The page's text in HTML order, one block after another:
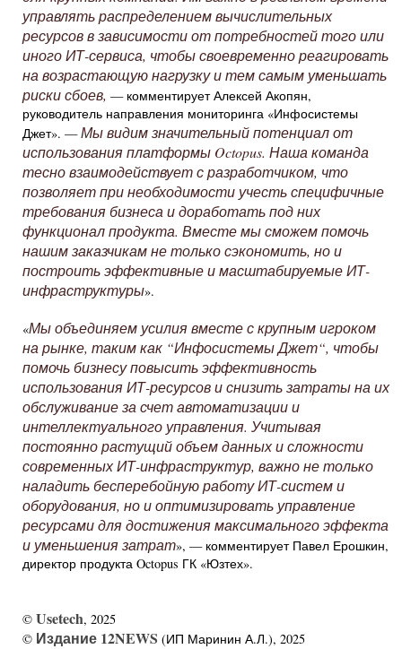
управлять распределением вычислительных
ресурсов в зависимости от потребностей того или
иного ИТ-сервиса, чтобы своевременно реагировать
на возрастающую нагрузку и тем самым уменьшать
риски сбоев, — комментирует Алексей Акопян,
руководитель направления мониторинга «Инфосистемы
Джет». —Мы видим значительный потенциал от
использования платформы Octopus. Наша команда
тесно взаимодействует с разработчиком, что
позволяет при необходимости учесть специфичные
требования бизнеса и доработать под них
функционал продукта. Вместе мы сможем помочь
нашим заказчикам не только сэкономить, но и
построить эффективные и масштабируемые ИТ-
инфраструктуры».
«Мы объединяем усилия вместе с крупным игроком
на рынке, таким как “Инфосистемы Джет“, чтобы
помочь бизнесу повысить эффективность
использования ИТ-ресурсов и снизить затраты на их
обслуживание за счет автоматизации и
интеллектуального управления. Учитывая
постоянно растущий объем данных и сложности
современных ИТ-инфраструктур, важно не только
наладить бесперебойную работу ИТ-систем и
оборудования, но и оптимизировать управление
ресурсами для достижения максимального эффекта
и уменьшения затрат», — комментирует Павел Ерошкин,
директор продукта Octopus ГК «Юзтех».
© Usetech, 2025
© Издание 12NEWS (ИП Маринин А.Л.), 2025